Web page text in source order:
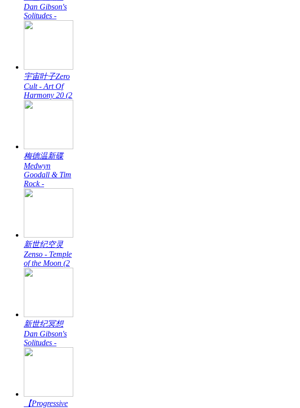
Dan Gibson's
Solitudes -
宇宙叶子Zero
Cult - Art Of
Harmony 20 (2
梅德温新碟
Medwyn
Goodall & Tim
Rock -
新世纪空灵
Zenso - Temple
of the Moon (2
新世纪冥想
Dan Gibson's
Solitudes -
【Progressive